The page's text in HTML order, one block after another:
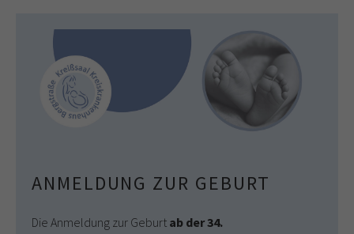
ANMELDUNG ZUR GEBURT
Die Anmeldung zur Geburt ab der 34.